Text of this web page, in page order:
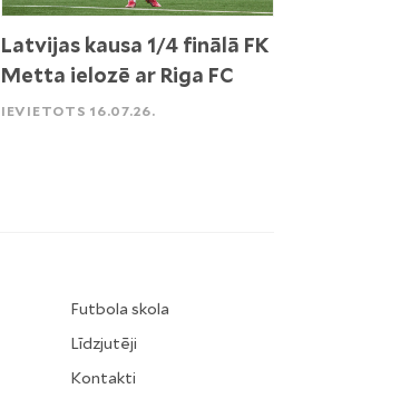
Latvijas kausa 1/4 finālā FK
Metta ielozē ar Riga FC
IEVIETOTS 16.07.26.
Futbola skola
Līdzjutēji
Kontakti